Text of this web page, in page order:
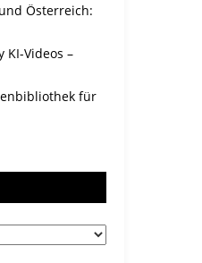
Österreich:
KI-Videos –
für